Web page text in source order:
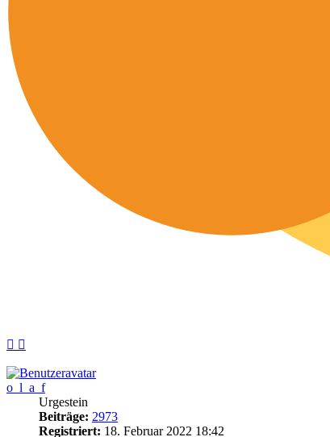
Nach
(Seite)
(Beitrag)
o_l_a_f
Urgestein
Beiträge: 2973
Registriert: 18. Februar 2022 18:42